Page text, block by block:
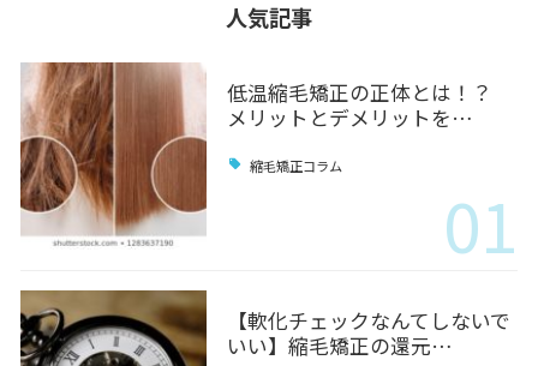
人気記事
低温縮毛矯正の正体とは！？
メリットとデメリットを…
縮毛矯正コラム
01
【軟化チェックなんてしないで
いい】縮毛矯正の還元…